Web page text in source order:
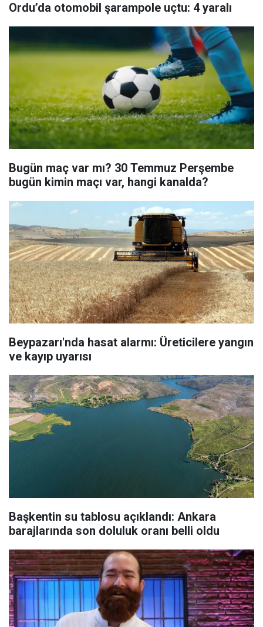
Ordu’da otomobil şarampole uçtu: 4 yaralı
Bugün maç var mı? 30 Temmuz Perşembe
bugün kimin maçı var, hangi kanalda?
Beypazarı'nda hasat alarmı: Üreticilere yangın
ve kayıp uyarısı
Başkentin su tablosu açıklandı: Ankara
barajlarında son doluluk oranı belli oldu